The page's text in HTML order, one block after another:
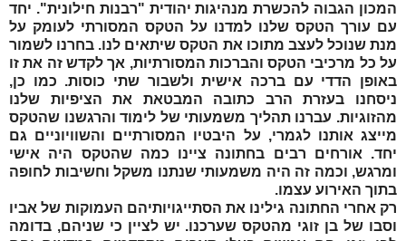
המכון הגבוה להכשרת מנהיגות יהודית "רבנות חילונית". יחד
עם עורך הטקס שלנו למדנו על הטקס המסורתי לעומק על
מנת שנוכל לעצב מתוכו את הטקס שיתאים לנו. בחרנו לשמור
על כל מרכיבי הטקס והברכות המסורתיות, אך לקדש זה את זו
באופן הדדי עם ברכה אישית ולשבור שתי כוסות. כמו כן,
ניסחנו בעזרת הרב כתובה המבטאת את הציפיות שלנו
מהזוגיות. עברנו תהליך משמעותי של לימוד והרגשנו שהטקס
מייצג אותנו לגמרי, על היבטיו המסורתיים והשוויוניים גם
יחד. אורחים רבים בחתונה ציינו כמה שהטקס היה אישי
ומרגש, וכמה זה היה משמעותי שנתנו משקל וחשיבות לחופה
בתוך האירוע עצמו.
רק אחרי החתונה גילינו את הסתייגויותיהם העמוקות של אביו
וסבו של בן זוגי מהטקס שערכנו. יש לציין כי שניהם, בדומה